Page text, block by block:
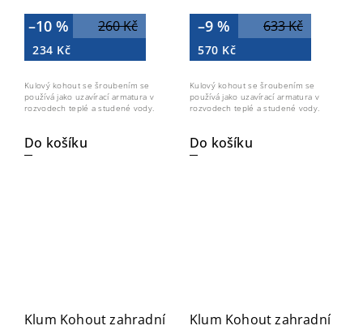
260 Kč
–10 %
234 Kč
Do košíku
Kulový kohout se šroubením se
používá jako uzavírací armatura v
rozvodech teplé a studené vody.
633 Kč
–9 %
570 Kč
Do košíku
Kulový kohout se šroubením se
používá jako uzavírací armatura v
rozvodech teplé a studené vody.
Klum Kohout zahradní
Klum Kohout zahradní